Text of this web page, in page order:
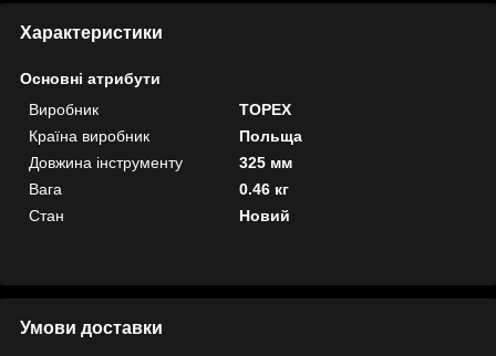
Характеристики
Основні атрибути
Виробник
TOPEX
Країна виробник
Польща
Довжина інструменту
325 мм
Вага
0.46 кг
Стан
Новий
Умови доставки